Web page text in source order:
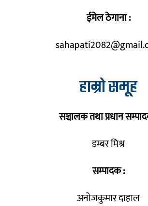
ईमेल ठेगाना :
हाम्रो समूह
सञ्चालक तथा प्रधान
डम्बर मिश्र
सम्पादक :
अनोजकुमार दाहाल